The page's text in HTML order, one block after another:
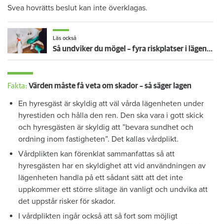
Svea hovrätts beslut kan inte överklagas.
Läs också
Så undviker du mögel – fyra riskplatser i lägenheten: ”Måste städa bort”
Fakta: Värden måste få veta om skador – så säger lagen
En hyresgäst är skyldig att väl vårda lägenheten under
hyrestiden och hålla den ren. Den ska vara i gott skick
och hyresgästen är skyldig att ”bevara sundhet och
ordning inom fastigheten”. Det kallas vårdplikt.
Vårdplikten kan förenklat sammanfattas så att
hyresgästen har en skyldighet att vid användningen av
lägenheten handla på ett sådant sätt att det inte
uppkommer ett större slitage än vanligt och undvika att
det uppstår risker för skador.
I vårdplikten ingår också att så fort som möjligt